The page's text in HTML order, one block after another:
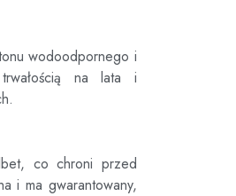
wodoodpornego i
trwałością na lata i
co chroni przed
i ma gwarantowany,